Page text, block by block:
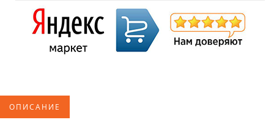
ОПИСАНИЕ